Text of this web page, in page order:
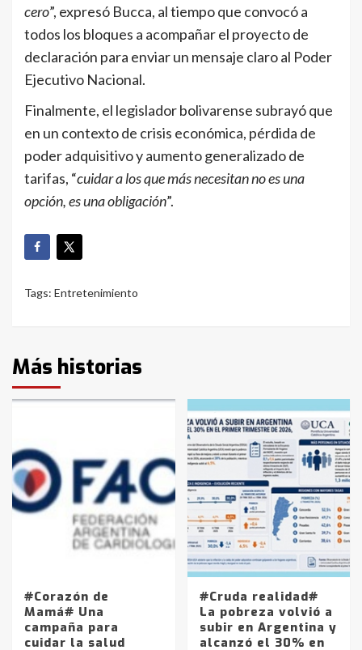
cero”, expresó Bucca, al tiempo que convocó a
todos los bloques a acompañar el proyecto de
declaración para enviar un mensaje claro al Poder
Ejecutivo Nacional.
Finalmente, el legislador bolivarense subrayó que
en un contexto de crisis económica, pérdida de
poder adquisitivo y aumento generalizado de
tarifas, “cuidar a los que más necesitan no es una
opción, es una obligación”.
Tags: Entretenimiento
Más historias
#Corazón de
Mamá# Una
campaña para
cuidar la salud
#Cruda realidad#
La pobreza volvió a
subir en Argentina y
alcanzó el 30% en